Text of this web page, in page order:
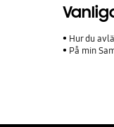
Hur du
På min